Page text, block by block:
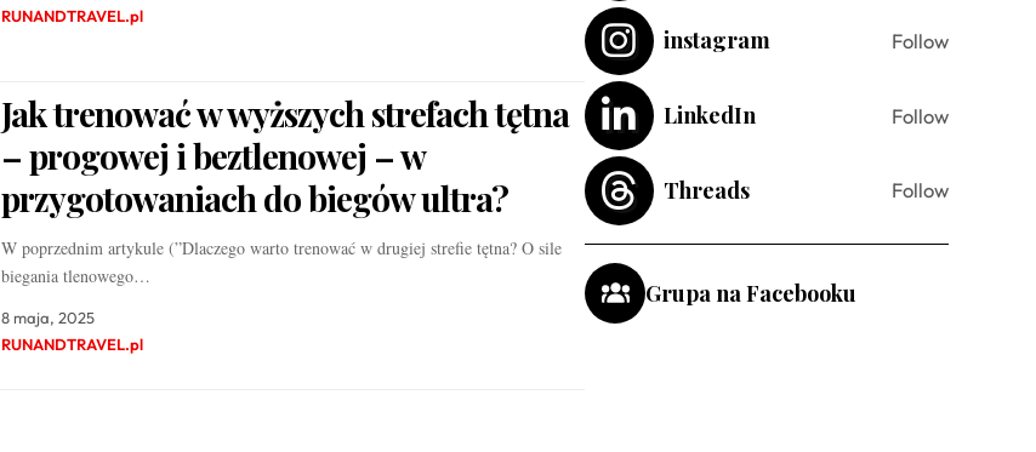
RUNANDTRAVEL.pl
Jak trenować w wyższych strefach tętna
– progowej i beztlenowej – w
przygotowaniach do biegów ultra?
W poprzednim artykule (”Dlaczego warto trenować w drugiej strefie tętna? O sile
biegania tlenowego…
8 maja, 2025
RUNANDTRAVEL.pl
instagram Follow
LinkedIn Follow
Threads Follow
Grupa na Facebooku